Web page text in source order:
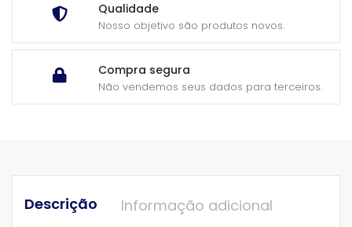
Qualidade
Nosso objetivo são produtos novos.
Compra segura
Não vendemos seus dados para terceiros.
Descrição Informação adicional